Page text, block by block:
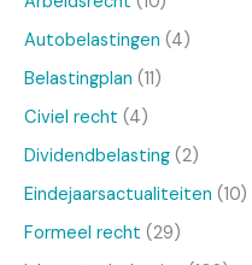
Autobelastingen (4)
Belastingplan (11)
Civiel recht (4)
Dividendbelasting (2)
Eindejaarsactualiteiten (10)
Formeel recht (29)